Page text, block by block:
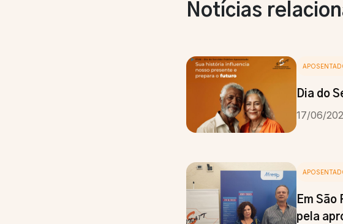
Notícias
Dia do
17/06/
Em
pela